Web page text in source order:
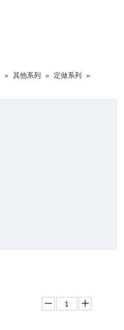
» 其他系列 » 定做系列
»